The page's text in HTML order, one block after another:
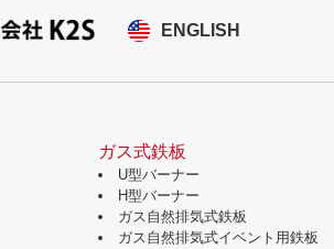
ENGLISH
ガス式鉄板
U型バーナー
H型バーナー
ガス自然排気式鉄板
ガス自然排気式イベント用鉄板